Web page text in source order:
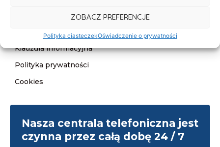
ZOBACZ PREFERENCJE
Polityka ciasteczekOświadczenie o prywatności
Klauzula informacyjna
Polityka prywatności
Cookies
Nasza centrala telefoniczna jest
czynna przez całą dobę 24 / 7